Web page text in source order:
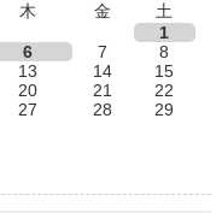
木 金
土
1
6 7
8
13 14
15
20 21
22
27 28
29